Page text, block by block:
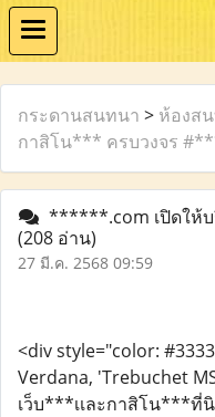
กระดานสนทนา > ห้องส
กาสิโน*** ครบวงจร
******.com เปิดให้
(208 อ่าน)
27 มี.ค. 2568 09:59
<div style="color:
Verdana, 'Trebuchet
เว็บ***เเละกาสิโน***ที่